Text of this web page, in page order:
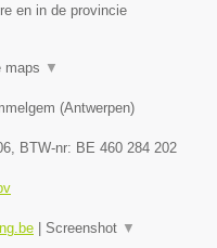
en in de provincie
maps ▼
(Antwerpen)
, BTW-nr: BE 460 284 202
| Screenshot ▼